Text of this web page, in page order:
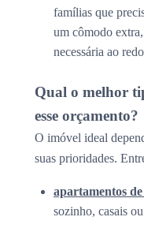
famílias que
um cômodo
necessária ao
Qual o melhor
esse orçamento?
O imóvel ideal
suas prioridades.
apartamentos
sozinho, casais